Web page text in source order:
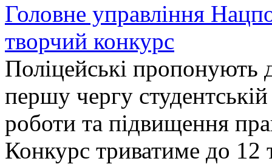
Головне управління
творчий конкурс
Поліцейські пропонують
першу чергу
роботи та підвищення
Конкурс триватиме до 12